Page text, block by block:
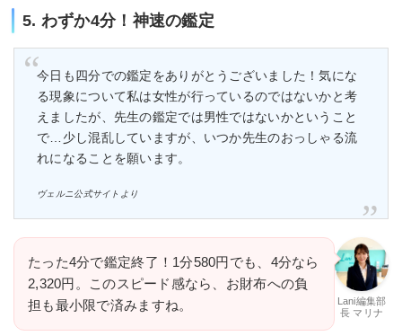
5. わずか4分！神速の鑑定
今日も四分での鑑定をありがとうございました！気にな
る現象について私は女性が行っているのではないかと考
えましたが、先生の鑑定では男性ではないかということ
で…少し混乱していますが、いつか先生のおっしゃる流
れになることを願います。
ヴェルニ公式サイトより
Lani編集部
長 マリナ
たった4分で鑑定終了！1分580円でも、4分なら
2,320円。このスピード感なら、お財布への負
担も最小限で済みますね。